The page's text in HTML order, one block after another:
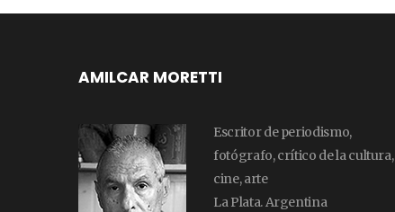
AMILCAR MORETTI
Escritor de periodismo,
fotógrafo, crítico de la cultura,
cine, arte
La Plata. Argentina